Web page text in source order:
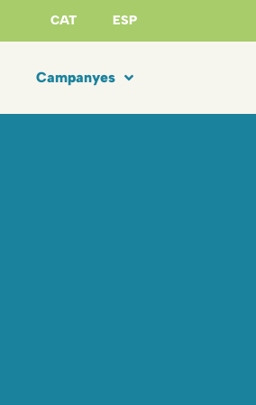
CAT ESP
Campanyes